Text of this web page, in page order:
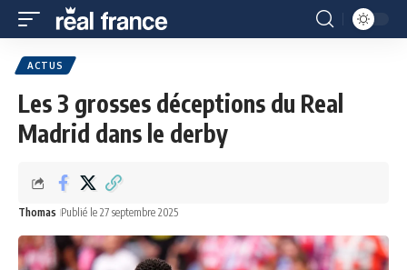
ACTUS
Les 3 grosses déceptions du Real
Madrid dans le derby
Thomas Publié le 27 septembre 2025